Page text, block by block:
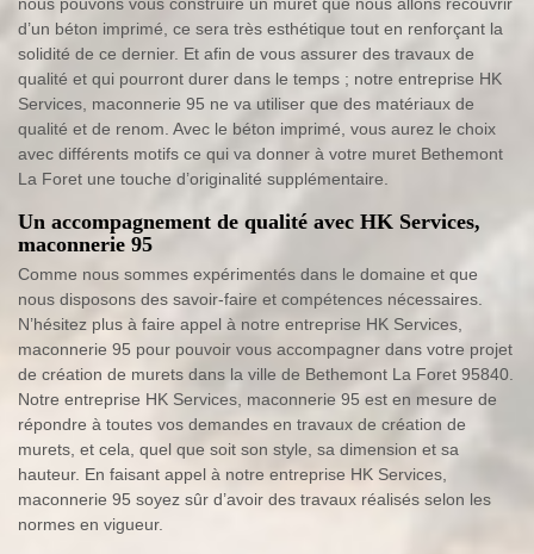
nous pouvons vous construire un muret que nous allons recouvrir
d’un béton imprimé, ce sera très esthétique tout en renforçant la
solidité de ce dernier. Et afin de vous assurer des travaux de
qualité et qui pourront durer dans le temps ; notre entreprise HK
Services, maconnerie 95 ne va utiliser que des matériaux de
qualité et de renom. Avec le béton imprimé, vous aurez le choix
avec différents motifs ce qui va donner à votre muret Bethemont
La Foret une touche d’originalité supplémentaire.
Un accompagnement de qualité avec HK Services,
maconnerie 95
Comme nous sommes expérimentés dans le domaine et que
nous disposons des savoir-faire et compétences nécessaires.
N’hésitez plus à faire appel à notre entreprise HK Services,
maconnerie 95 pour pouvoir vous accompagner dans votre projet
de création de murets dans la ville de Bethemont La Foret 95840.
Notre entreprise HK Services, maconnerie 95 est en mesure de
répondre à toutes vos demandes en travaux de création de
murets, et cela, quel que soit son style, sa dimension et sa
hauteur. En faisant appel à notre entreprise HK Services,
maconnerie 95 soyez sûr d’avoir des travaux réalisés selon les
normes en vigueur.